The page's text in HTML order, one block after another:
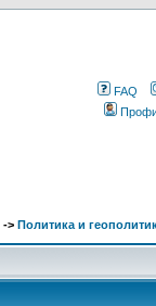
FAQ
-> Политика и